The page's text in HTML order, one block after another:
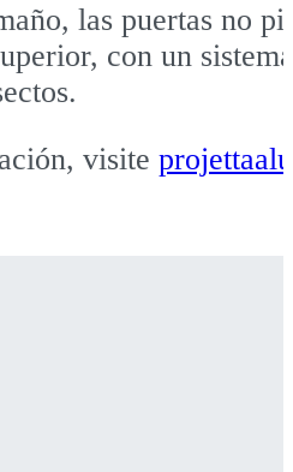
las puertas no
con un
visite